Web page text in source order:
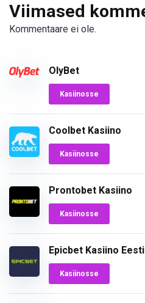
Viimased
Kommentaare ei ole.
OlyBet
Kasiinosse
Coolbet Kasiino
Kasiinosse
Prontobet Kasiino
Kasiinosse
Epicbet Kasiino Eesti
Kasiinosse